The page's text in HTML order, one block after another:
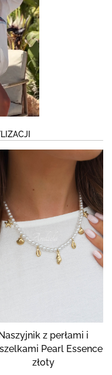
z perłami i
Pearl Essence
złoty